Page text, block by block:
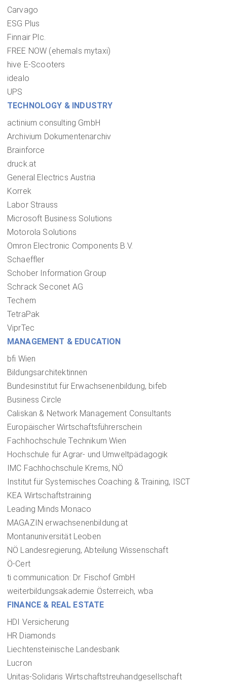
Carvago
ESG Plus
Finnair Plc.
FREE NOW (ehemals mytaxi)
hive E-Scooters
idealo
UPS
TECHNOLOGY & INDUSTRY
actinium consulting GmbH
Archivium Dokumentenarchiv
Brainforce
druck.at
General Electrics Austria
Korrek
Labor Strauss
Microsoft Business Solutions
Motorola Solutions
Omron Electronic Components B.V.
Schaeffler
Schober Information Group
Schrack Seconet AG
Techem
TetraPak
ViprTec
MANAGEMENT & EDUCATION
bfi Wien
Bildungsarchitektinnen
Bundesinstitut für Erwachsenenbildung, bifeb
Business Circle
Caliskan & Network Management Consultants
Europäischer Wirtschaftsführerschein
Fachhochschule Technikum Wien
Hochschule für Agrar- und Umweltpädagogik
IMC Fachhochschule Krems, NÖ
Institut für Systemisches Coaching & Training, ISCT
KEA Wirtschaftstraining
Leading Minds Monaco
MAGAZIN erwachsenenbildung.at
Montanuniversität Leoben
NÖ Landesregierung, Abteilung Wissenschaft
Ö-Cert
ti communication: Dr. Fischof GmbH
weiterbildungsakademie Österreich, wba
FINANCE & REAL ESTATE
HDI Versicherung
HR Diamonds
Liechtensteinische Landesbank
Lucron
Unitas-Solidaris Wirtschaftstreuhandgesellschaft